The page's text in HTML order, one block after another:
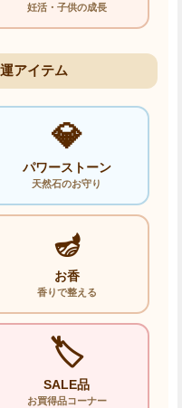
妊活・子供の成長
アイテム
💎
パワーストーン
天然石のお守り
🪔
お香
香りで整える
🏷️
SALE品
お買得品コーナー